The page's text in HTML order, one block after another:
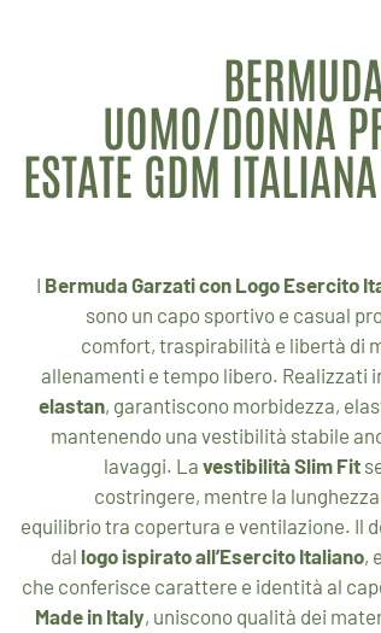
UOMO/DONNA
ESTATE GDM
I Bermuda Garzati con Logo Esercito
sono un capo sportivo e casual
comfort, traspirabilità e libertà di
allenamenti e tempo libero. Realizzati
elastan, garantiscono morbidezza,
mantenendo una vestibilità stabile
lavaggi. La vestibilità Slim Fit
costringere, mentre la
equilibrio tra copertura e ventilazione. Il
dal logo ispirato all’Esercito Italiano,
che conferisce carattere e identità al
Made in Italy, uniscono qualità dei